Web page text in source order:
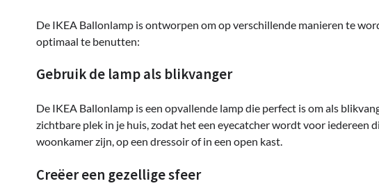
De IKEA Ballonlamp is ontworpen om op verschillende manieren te
optimaal te benutten:
Gebruik de lamp als blikvanger
De IKEA Ballonlamp is een opvallende lamp die perfect is om als
zichtbare plek in je huis, zodat het een eyecatcher wordt voor iedereen
woonkamer zijn, op een dressoir of in een open kast.
Creëer een gezellige sfeer